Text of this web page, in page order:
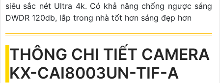
siêu sắc nét Ultra 4k. Có khả năng chống ngược sáng
DWDR 120db, lắp trong nhà tốt hơn sáng đẹp hơn
THÔNG CHI TIẾT CAMERA
KX-CAI8003UN-TIF-A